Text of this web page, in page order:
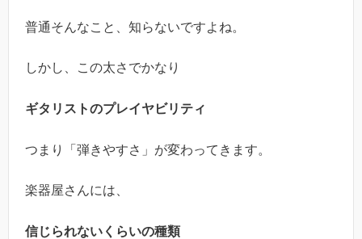
普通そんなこと、知らないですよね。
しかし、この太さでかなり
ギタリストのプレイヤビリティ
つまり「弾きやすさ」が変わってきます。
楽器屋さんには、
信じられないくらいの種類